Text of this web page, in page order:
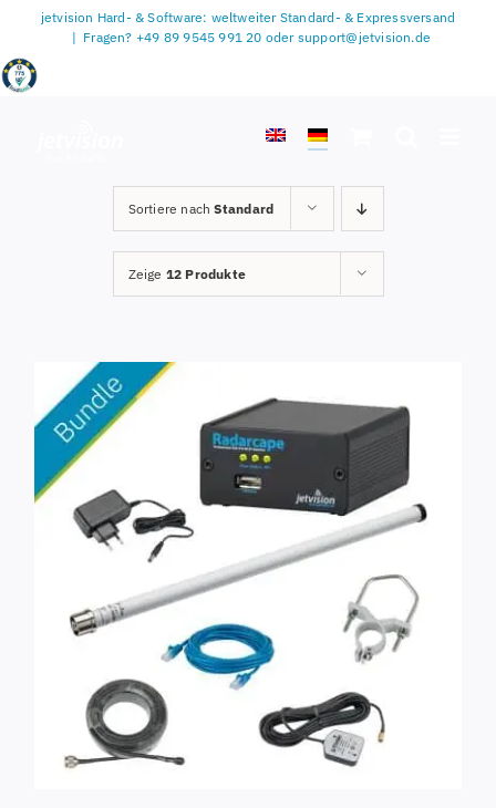
springen
jetvision Hard- & Software: weltweiter Standard- & Expressversand
| Fragen? +49 89 9545 991 20 oder support@jetvision.de
Sortiere nachStandard
Zeige 12 Produkte